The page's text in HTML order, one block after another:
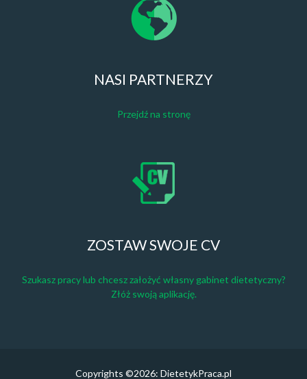
NASI PARTNERZY
Przejdź na stronę
ZOSTAW SWOJE CV
Szukasz pracy lub chcesz założyć własny gabinet dietetyczny?
Złóż swoją aplikację.
Copyrights ©2026: DietetykPraca.pl